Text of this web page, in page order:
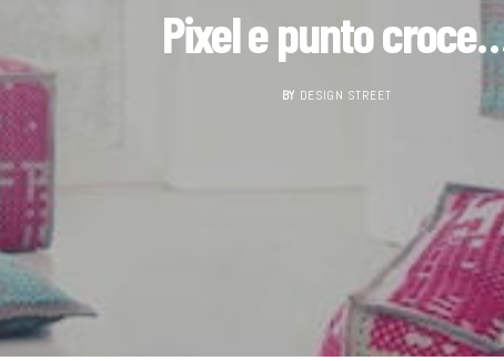
Pixel e punto
BY DESIGN STREET